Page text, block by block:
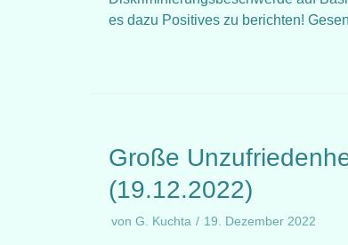
es dazu Positives zu berichten!
Große
(19.12.2022)
von G. Kuchta 19. Dezember 2022